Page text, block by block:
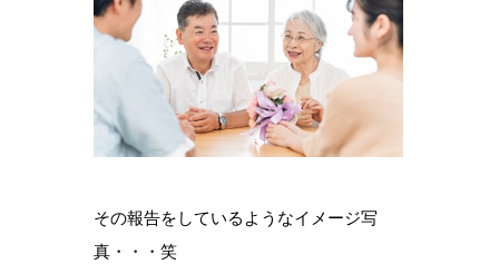
その報告をしているようなイメージ写
真・・・笑